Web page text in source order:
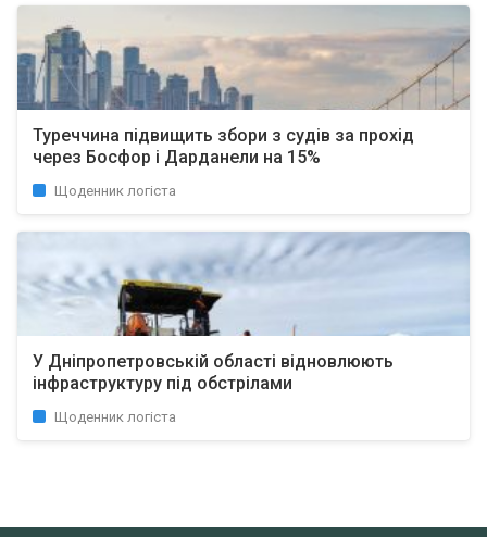
Туреччина підвищить збори з судів за прохід
через Босфор і Дарданели на 15%
Щоденник логіста
У Дніпропетровській області відновлюють
інфраструктуру під обстрілами
Щоденник логіста